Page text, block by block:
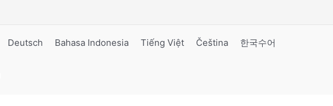
Deutsch Bahasa Indonesia Tiếng Việt Čeština 한국수어